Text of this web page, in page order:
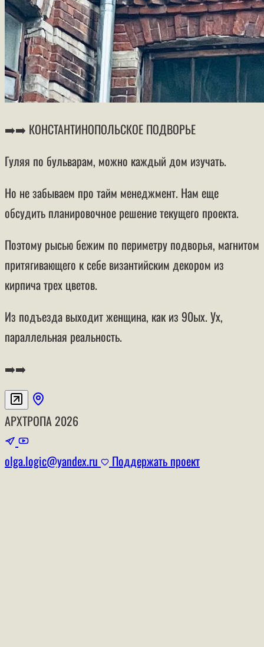
➡️➡️ КОНСТАНТИНОПОЛЬСКОЕ ПОДВОРЬЕ
Гуляя по бульварам, можно каждый дом изучать.
Но не забываем про тайм менеджмент. Нам еще
обсудить планировочное решение текущего проекта.
Поэтому рысью бежим по периметру подворья, магнитом
притягивающего к себе византийским декором из
кирпича трех цветов.
Из подъезда выходит женщина, как из 90ых. Ух,
параллельная реальность.
➡️➡️
АРХТРОПА 2026
olga.logic@yandex.ru Поддержать проект